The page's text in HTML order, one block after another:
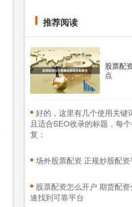
推荐阅读
股票配
点
好的，这里有几个使用关键
且适合SEO收录的标题，每
复：
场外股票配资 正规炒股配
股票配资怎么开户 期货配
速找到可靠平台